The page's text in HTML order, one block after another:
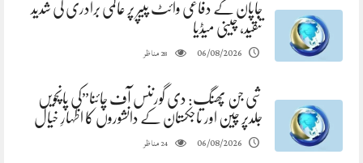
جاپان کے دفاعی وائٹ پیپر پر عالمی برادری کی شدید
تنقید، چینی میڈیا
06/08/2026
28مناظر
شی جن پھنگ: دی گورننس آف چائنا”کی پانچویں
جلدپر چین اور تاجکستان کے دانشوروں کا اظہارِ خیال
06/08/2026
24مناظر